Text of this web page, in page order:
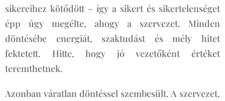
sikereihez kötődött – így a sikert és sikertelenséget
épp úgy megélte, ahogy a szervezet. Minden
döntésébe energiát, szaktudást és mély hitet
fektetett. Hitte, hogy jó vezetőként értéket
teremthetnek.
Azonban váratlan döntéssel szembesült. A szervezet,